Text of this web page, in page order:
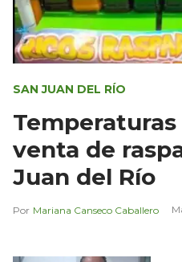
SAN JUAN DEL RÍO
venta de
Juan del Río
Mariana Canseco Caballero